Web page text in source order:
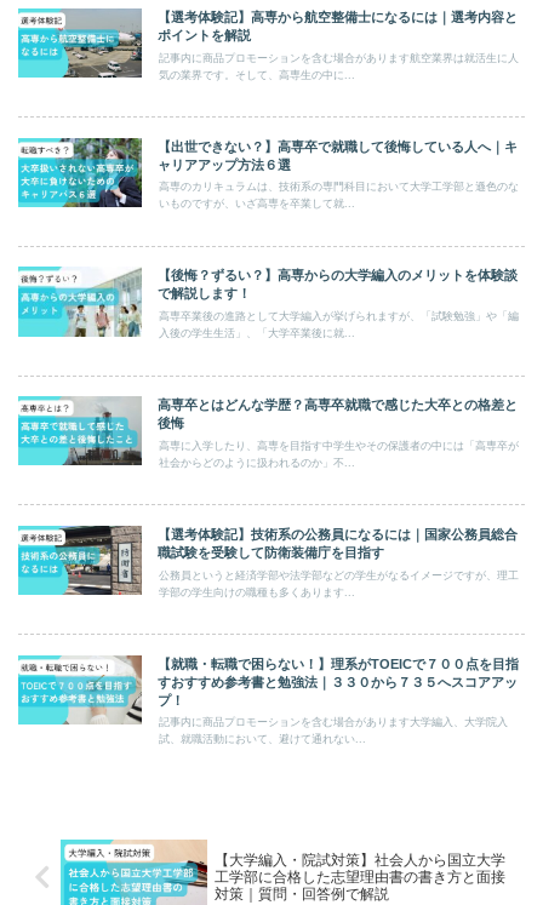
【選考体験記】高専から航空整備士になるには｜選考内容と
ポイントを解説
記事内に商品プロモーションを含む場合があります航空業界は就活生に人
気の業界です。そして、高専生の中に...
【出世できない？】高専卒で就職して後悔している人へ｜キ
ャリアアップ方法６選
高専のカリキュラムは、技術系の専門科目において大学工学部と遜色のな
いものですが、いざ高専を卒業して就...
【後悔？ずるい？】高専からの大学編入のメリットを体験談
で解説します！
高専卒業後の進路として大学編入が挙げられますが、「試験勉強」や「編
入後の学生生活」、「大学卒業後に就...
高専卒とはどんな学歴？高専卒就職で感じた大卒との格差と
後悔
高専に入学したり、高専を目指す中学生やその保護者の中には「高専卒が
社会からどのように扱われるのか」不...
【選考体験記】技術系の公務員になるには｜国家公務員総合
職試験を受験して防衛装備庁を目指す
公務員というと経済学部や法学部などの学生がなるイメージですが、理工
学部の学生向けの職種も多くあります...
【就職・転職で困らない！】理系がTOEICで７００点を目指
すおすすめ参考書と勉強法｜３３０から７３５へスコアアッ
プ！
記事内に商品プロモーションを含む場合があります大学編入、大学院入
試、就職活動において、避けて通れない...
【大学編入・院試対策】社会人から国立大学
工学部に合格した志望理由書の書き方と面接
対策｜質問・回答例で解説